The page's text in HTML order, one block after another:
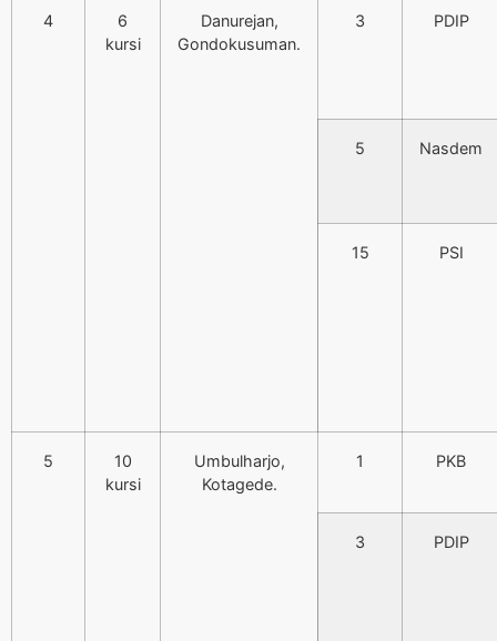
4
6
kursi
Danurejan,
Gondokusuman.
3 PDIP
5 Nasdem
15 PSI
5
10
kursi
Umbulharjo,
Kotagede.
1 PKB
3 PDIP